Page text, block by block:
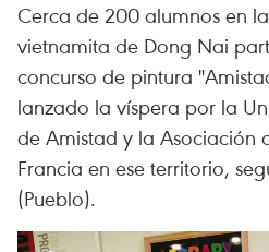
Cerca de 200 alumnos en
vietnamita de Dong Nai
concurso de pintura
lanzado la víspera por la
de Amistad y la Asociación
Francia en ese territorio,
(Pueblo).